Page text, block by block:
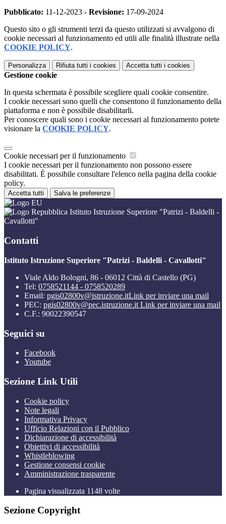
Pubblicato: 11-12-2023 - Revisione: 17-09-2024
Questo sito o gli strumenti terzi da questo utilizzati si avvalgono di
cookie necessari al funzionamento ed utili alle finalità illustrate nella
COOKIE POLICY.
Personalizza Rifiuta tutti i cookies Accetta tutti i cookies
Gestione cookie
In questa schermata è possibile scegliere quali cookie consentire.
I cookie necessari sono quelli che consentono il funzionamento della
piattaforma e non è possibile disabilitarli.
Per conoscere quali sono i cookie necessari al funzionamento potete
visionare la COOKIE POLICY.
Cookie necessari per il funzionamento
I cookie necessari per il funzionamento non possono essere
disabilitati. È possibile consultare l'elenco nella pagina della cookie
policy.
Accetta tutti Salva le preferenze
Istituto Istruzione Superiore "Patrizi - Baldelli -
Cavallotti"
Contatti
Istituto Istruzione Superiore "Patrizi - Baldelli - Cavallotti"
Viale Aldo Bologni, 86 - 06012 Città di Castello (PG)
Tel: 0758521144 - 0758520289
Email: pgis02800v@istruzione.itLink per inviare una mail
PEC: pgis02800v@pec.istruzione.it Link per inviare una mail
C.F.: 90022390547
Seguici su
Facebook
Youtube
Sezione Link Utili
Cookie policy
Note legali
Informativa Privacy
Ufficio Relazioni con il Pubblico
Dichiarazione di accessibilità
Obiettivi di accessibilità
Whistleblowing
Gestione consensi cookie
Amministrazione trasparente
Pagina visualizzata 1148 volte
Sezione Copyright